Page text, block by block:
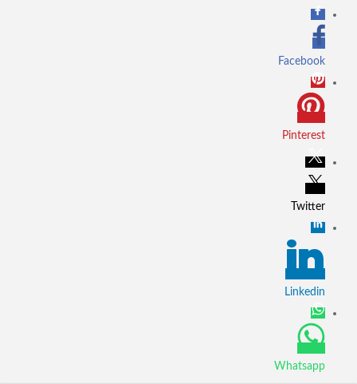
Facebook
Pinterest
Twitter
Linkedin
Whatsapp